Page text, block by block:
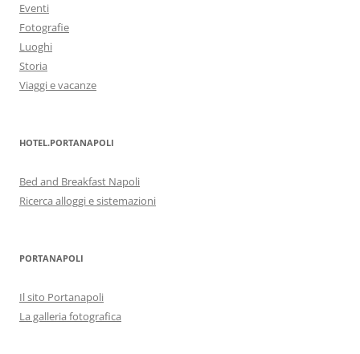
Eventi
Fotografie
Luoghi
Storia
Viaggi e vacanze
HOTEL.PORTANAPOLI
Bed and Breakfast Napoli
Ricerca alloggi e sistemazioni
PORTANAPOLI
Il sito Portanapoli
La galleria fotografica